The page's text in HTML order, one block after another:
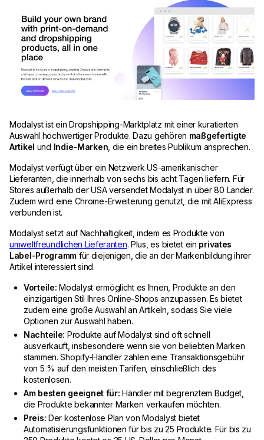
Modalyst ist ein Dropshipping-Marktplatz mit einer kuratierten
Auswahl hochwertiger Produkte. Dazu gehören maßgefertigte
Artikel und Indie-Marken , die ein breites Publikum ansprechen.
Modalyst verfügt über ein Netzwerk US-amerikanischer
Lieferanten, die innerhalb von sechs bis acht Tagen liefern. Für
Stores außerhalb der USA versendet Modalyst in über 80 Länder.
Zudem wird eine Chrome-Erweiterung genutzt, die mit AliExpress
verbunden ist.
Modalyst setzt auf Nachhaltigkeit, indem es Produkte von
umweltfreundlichen Lieferanten. Plus, es bietet ein privates
Label-Programm für diejenigen, die an der Markenbildung ihrer
Artikel interessiert sind.
Vorteile: Modalyst ermöglicht es Ihnen, Produkte an den
einzigartigen Stil Ihres Online-Shops anzupassen. Es bietet
zudem eine große Auswahl an Artikeln, sodass Sie viele
Optionen zur Auswahl haben.
Nachteile: Produkte auf Modalyst sind oft schnell
ausverkauft, insbesondere wenn sie von beliebten Marken
stammen. Shopify-Händler zahlen eine Transaktionsgebühr
von 5 % auf den meisten Tarifen, einschließlich des
kostenlosen.
Am besten geeignet für: Händler mit begrenztem Budget,
die Produkte bekannter Marken verkaufen möchten.
Preis: Der kostenlose Plan von Modalyst bietet
Automatisierungsfunktionen für bis zu 25 Produkte. Für bis zu